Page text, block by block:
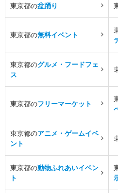
東京都の盆踊り
東京都の無料イベント
東京都のグルメ・フードフェ
ス
東京都のフリーマーケット
東京都のアニメ・ゲームイベ
ント
東京都の動物ふれあいイベン
ト